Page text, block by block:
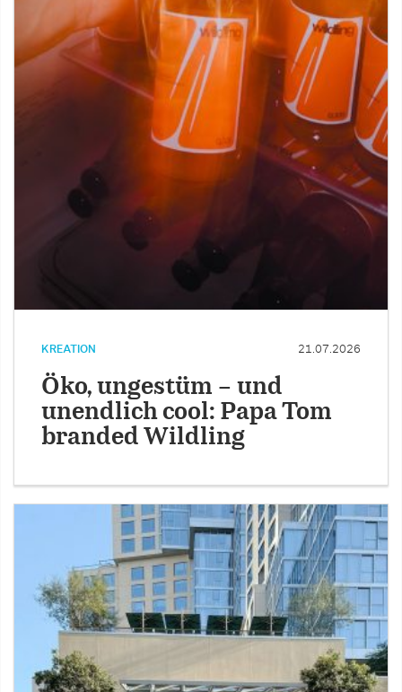
KREATION 21.07.2026
Öko, ungestüm – und
unendlich cool: Papa Tom
branded Wildling